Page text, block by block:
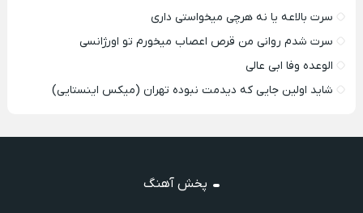
سرت بالاعه یا نه هرچی میخواستی داری
سرت شدم روانی من قرص اعصاب میخورم تو اورژانسی
الوعده وفا ابی عالی
شاید اولین جایی که دیدمت نبوده تهران (میکس اینستایی)
پخش آهنگ